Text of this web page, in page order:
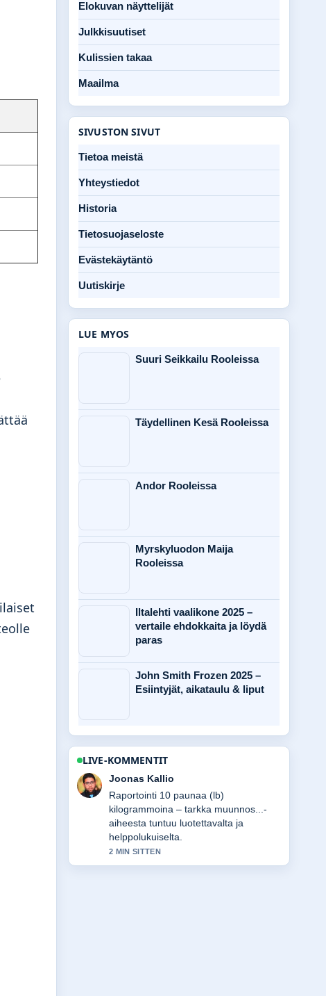
Elokuvan näyttelijät
Julkkisuutiset
Kulissien takaa
Maailma
SIVUSTON SIVUT
Tietoa meistä
Yhteystiedot
Historia
Tietosuojaseloste
Evästekäytäntö
Uutiskirje
LUE MYOS
Suuri Seikkailu Rooleissa
Täydellinen Kesä Rooleissa
Andor Rooleissa
Myrskyluodon Maija
Rooleissa
Iltalehti vaalikone 2025 –
vertaile ehdokkaita ja löydä
paras
John Smith Frozen 2025 –
Esiintyjät, aikataulu & liput
LIVE-KOMMENTIT
Aino Virtanen
Vahvaa tarkistustyota liittyen Pienet
mediat, iso vaikutus – opas
verkkovoiman.... Useampien
medioiden tulisi kirjoittaa nain.
4 MIN SITTEN